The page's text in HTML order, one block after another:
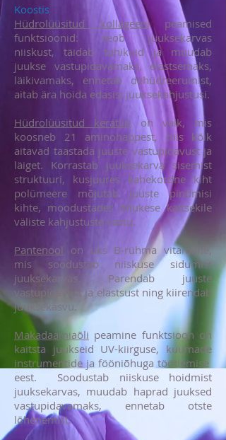
Koostis
Hüdrolüüsitud kollageenipeamised
funktsioonid: seob juuksekarvas
niiskust, täidab tühikuid ja muudab
juukse vastupidavamaks, elastsemaks,
läikivamaks, ennetab dehüdreerumist,
aitab ära hoida edasisi juuksekahjustusi.
Hüdrolüüsitud keratiin on valk, mis
koosneb 21 aminohappest, mis kõik
aitavad taastada juuste vastupidavust ja
läiget. Korrastab juuksekarva sisemist
struktuuri, kusjuures kahekordne kiht
polümeere mõjutab juuste pindmisi
kihte, moodustades õhukese kaitsekile
väliste kahjustuste vastu.
Pantenool on üks B-rühma vitamiine,
mis soodustab niiskuse sidumist
juuksekarvas. Parendab juuste
vastupidavust ja elastsust ning kiirendab
juuksekasvu.
Makadaamiaõli peamine funktsioon on
kaitsta juukseid UV-kiirguse, kuumade
instrumentide ja fööniõhuga töötlemise
eest. Soodustab niiskuse hoidmist
juuksekarvas, muudab haprad juuksed
vastupidavamaks, ennetab otste
lõhenemist.